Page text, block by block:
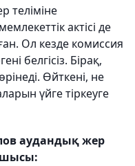
теліміне
актісі де
Ол кезде комиссия
белгісіз. Бірақ,
Өйткені, не
үйге тіркеуге
аудандық жер